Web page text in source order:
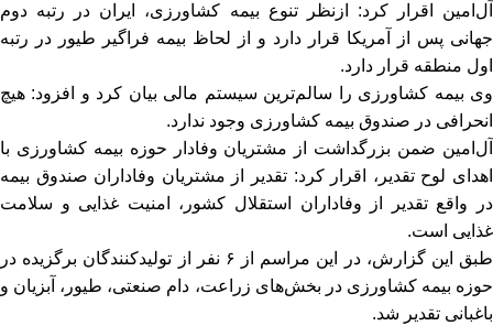
آل‌امین اقرار کرد: ازنظر تنوع بیمه کشاورزی، ایران در رتبه دوم
جهانی پس از آمریکا قرار دارد و از لحاظ بیمه فراگیر طیور در رتبه
اول منطقه قرار دارد.
وی بیمه کشاورزی را سالم‌ترین سیستم مالی بیان کرد و افزود: هیچ
انحرافی در صندوق بیمه کشاورزی وجود ندارد.
آل‌امین ضمن بزرگداشت از مشتریان وفادار حوزه بیمه کشاورزی با
اهدای لوح تقدیر، اقرار کرد: تقدیر از مشتریان وفاداران صندوق بیمه
در واقع تقدیر از وفاداران استقلال کشور، امنیت غذایی و سلامت
غذایی است.
طبق این گزارش، در این مراسم از ۶ نفر از تولیدکنندگان برگزیده در
حوزه بیمه کشاورزی در بخش‌های زراعت، دام صنعتی، طیور، آبزیان و
باغبانی تقدیر شد.